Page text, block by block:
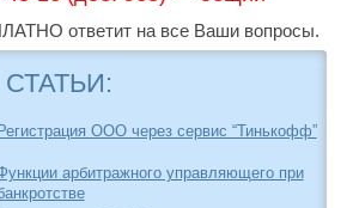
ответит на все Ваши вопросы.
Регистрация ООО через сервис “Тинькофф”
арбитражного управляющего при